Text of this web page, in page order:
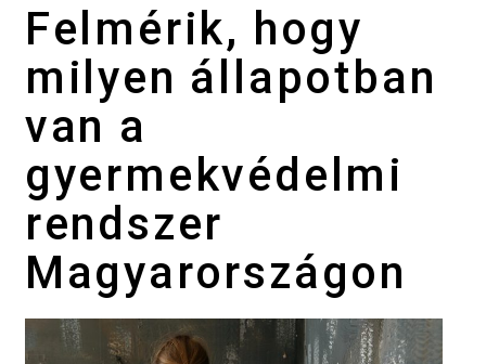
Felmérik, hogy
milyen állapotban
van a
gyermekvédelmi
rendszer
Magyarországon